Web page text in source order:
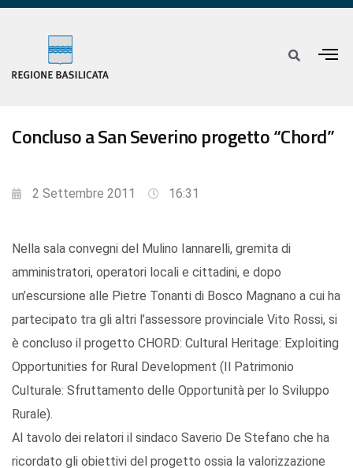
Concluso a San Severino progetto “Chord”
2 Settembre 2011 16:31
Nella sala convegni del Mulino Iannarelli, gremita di
amministratori, operatori locali e cittadini, e dopo
un’escursione alle Pietre Tonanti di Bosco Magnano a cui ha
partecipato tra gli altri l’assessore provinciale Vito Rossi, si
è concluso il progetto CHORD: Cultural Heritage: Exploiting
Opportunities for Rural Development (Il Patrimonio
Culturale: Sfruttamento delle Opportunità per lo Sviluppo
Rurale).
Al tavolo dei relatori il sindaco Saverio De Stefano che ha
ricordato gli obiettivi del progetto ossia la valorizzazione